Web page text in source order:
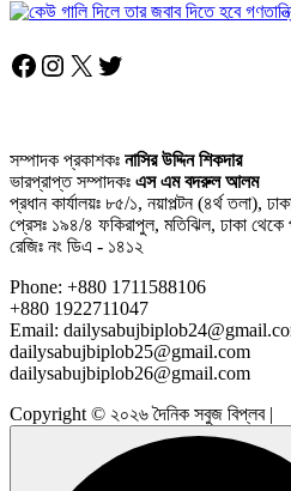
Facebook
Instagram
X Twitter
সম্পাদক প্রকাশকঃ নাসির উদ্দিন শিকদার
ভারপ্রাপ্ত সম্পাদকঃ এস এম বদরুল আলম
প্রধান কার্যালয়ঃ ৮৫/১, নয়াপল্টন (৪র্থ তলা),
প্রেসঃ ১৯৪/৪ ফকিরাপুল, মতিঝিল, ঢাকা থেকে
রেজিঃ নং ডিএ - ১৪১২
Phone: +880 1711588106
+880 1922711047
Email:
dailysabujbiplob25@gmail.com
dailysabujbiplob26@gmail.com
Copyright © ২০২৬ দৈনিক সবুজ বিপ্লব |